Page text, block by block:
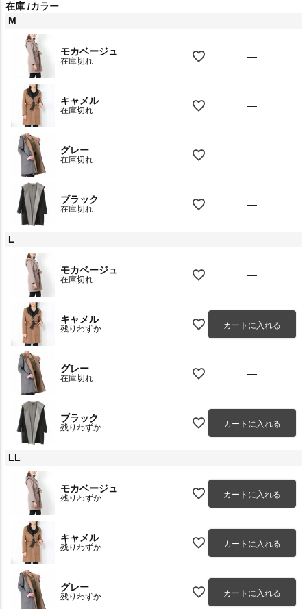
在庫 カラー
M
モカベージュ
在庫切れ —
キャメル
在庫切れ —
グレー
在庫切れ —
ブラック
在庫切れ —
L
モカベージュ
在庫切れ —
キャメル
残りわずか カートに入れる
グレー
在庫切れ —
ブラック
残りわずか カートに入れる
LL
モカベージュ
残りわずか カートに入れる
キャメル
残りわずか カートに入れる
グレー
残りわずか カートに入れる